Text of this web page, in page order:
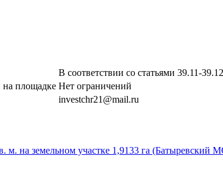
В соответствии со статьями 39.11-
на площадке Нет ограничений
investchr21@mail.ru
на земельном участке 1,9133 га (Батыревский